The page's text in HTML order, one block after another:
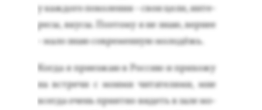
у каж­до­го по­коле­ния - свои це­ли, ин­те­
ресы, вку­сы. По­это­му я не знаю, вер­нее
- ма­ло знаю сов­ре­мен­ную мо­лодёжь.
Ког­да я при­ез­жаю в Рос­сию и при­хожу
на встре­чи с мо­ими чи­тате­лями, мне
всег­да очень при­ят­но ви­деть в за­ле мо­